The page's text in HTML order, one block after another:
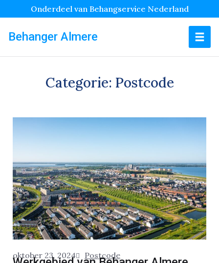
Onderdeel van Behangservice Nederland
Behanger Almere
Categorie: Postcode
oktober 23, 2024 Postcode